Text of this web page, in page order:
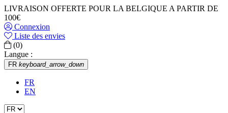
LIVRAISON OFFERTE POUR LA BELGIQUE A PARTIR DE
100€
Connexion
Liste des envies
(0)
Langue :
FR keyboard_arrow_down
FR
EN